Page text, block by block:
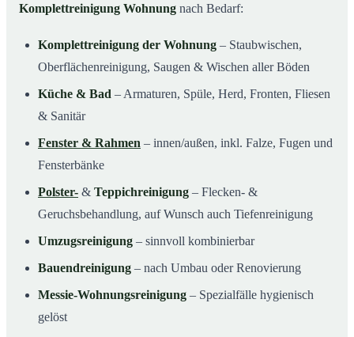
Komplettreinigung Wohnung nach Bedarf:
Komplettreinigung der Wohnung – Staubwischen,
Oberflächenreinigung, Saugen & Wischen aller Böden
Küche & Bad – Armaturen, Spüle, Herd, Fronten, Fliesen
& Sanitär
Fenster & Rahmen – innen/außen, inkl. Falze, Fugen und
Fensterbänke
Polster- & Teppichreinigung – Flecken- &
Geruchsbehandlung, auf Wunsch auch Tiefenreinigung
Umzugsreinigung – sinnvoll kombinierbar
Bauendreinigung – nach Umbau oder Renovierung
Messie-Wohnungsreinigung – Spezialfälle hygienisch
gelöst